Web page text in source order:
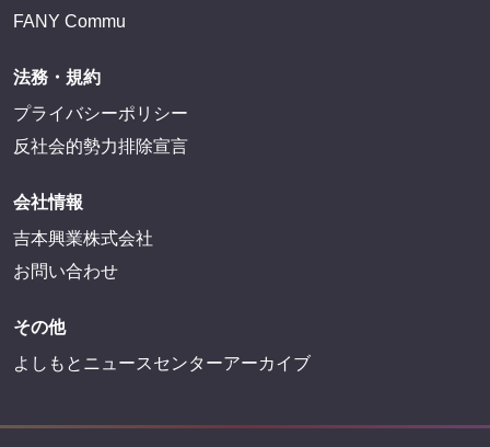
FANY Commu
法務・規約
プライバシーポリシー
反社会的勢力排除宣言
会社情報
吉本興業株式会社
お問い合わせ
その他
よしもとニュースセンターアーカイブ